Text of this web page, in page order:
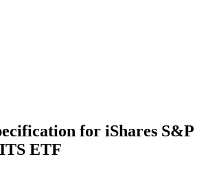
for iShares S&P
ETF